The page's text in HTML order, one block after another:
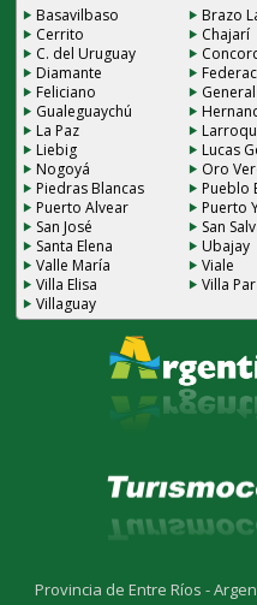
Basavilbaso Brazo
Cerrito
Chajarí
C. del Uruguay
Diamante
Feliciano
Gualeguaychú
La Paz
Liebig
Lucas
Nogoyá
Oro
Piedras Blancas
Pueblo
Puerto Alvear
Puerto
San José
San
Santa Elena
Ubajay
Valle María
Viale
Villa Elisa
Villa
Villaguay
Provincia de Entre Ríos -